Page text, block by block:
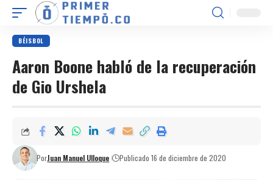
BÉISBOL
Aaron Boone habló de la recuperación
de Gio Urshela
PorJuan Manuel Ulloque Publicado 16 de diciembre de 2020